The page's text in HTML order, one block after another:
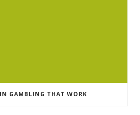
GAMBLING THAT WORK